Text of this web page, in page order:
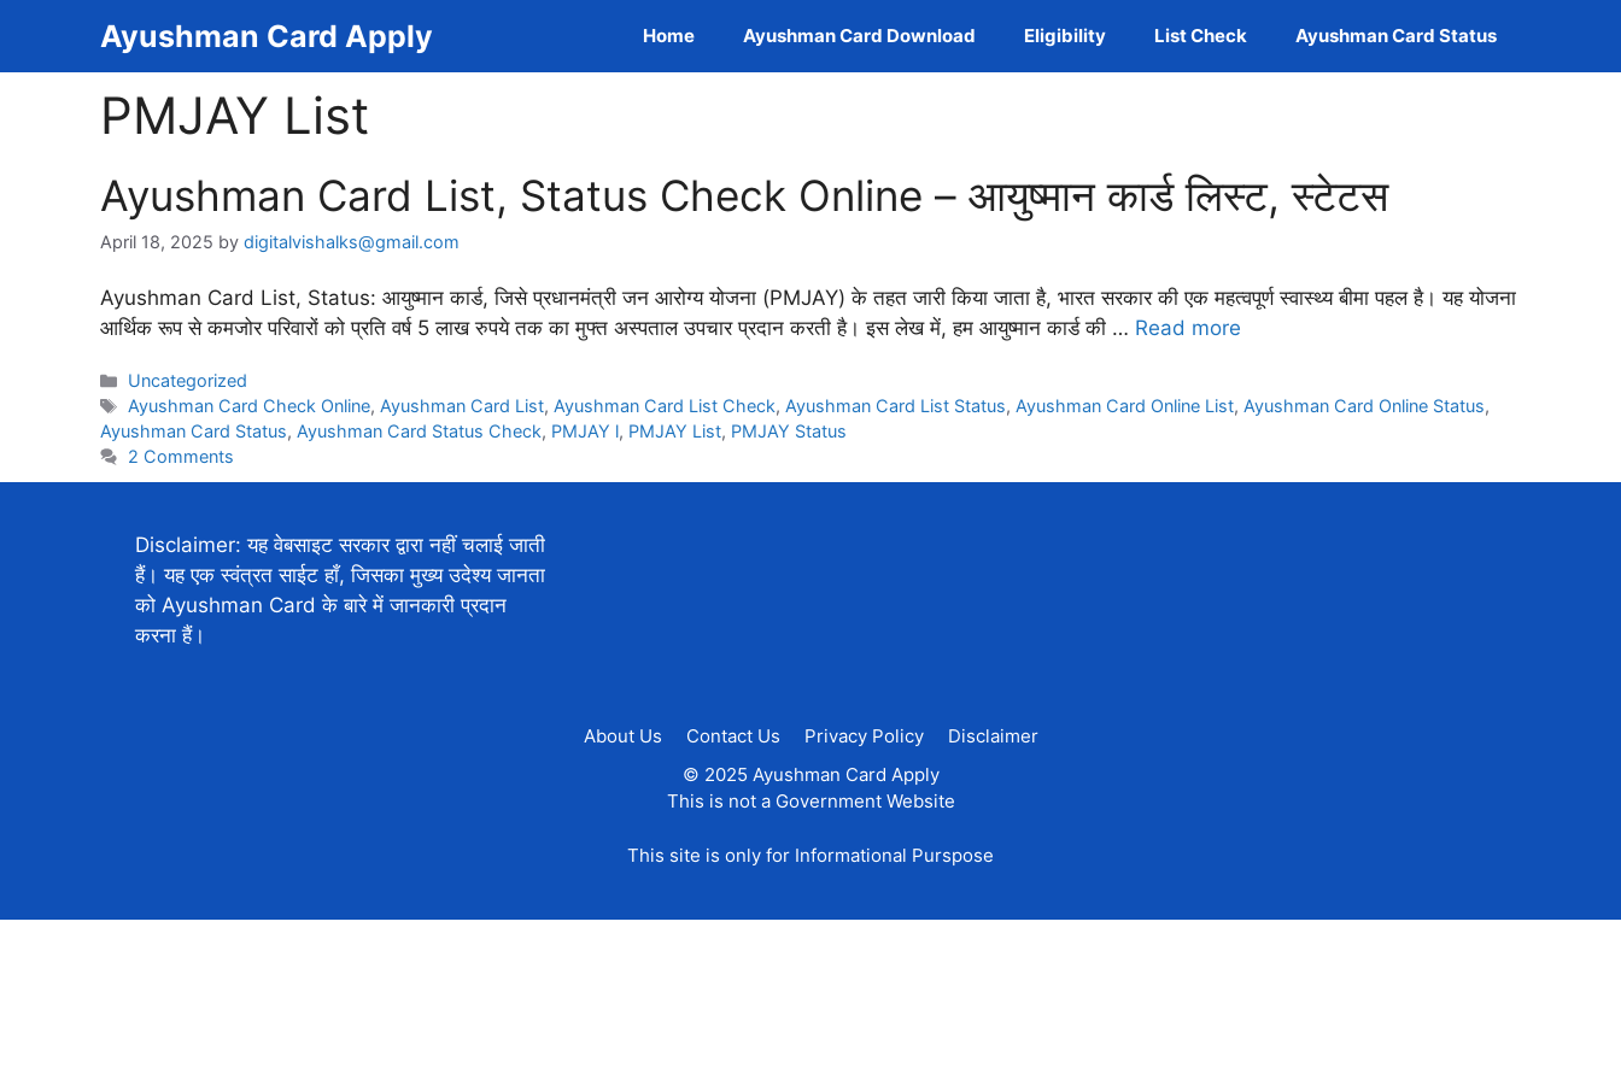
content
Ayushman Card Apply Home Ayushman Card Download Eligibility List Check Ayushman Card Status
PMJAY List
Ayushman Card List, Status Check Online – आयुष्मान कार्ड लिस्ट, स्टेटस
April 18, 2025 by digitalvishalks@gmail.com
Ayushman Card List, Status: आयुष्मान कार्ड, जिसे प्रधानमंत्री जन आरोग्य योजना (PMJAY) के तहत जारी किया जाता है, भारत सरकार की एक महत्वपूर्ण स्वास्थ्य बीमा पहल है। यह योजना
आर्थिक रूप से कमजोर परिवारों को प्रति वर्ष 5 लाख रुपये तक का मुफ्त अस्पताल उपचार प्रदान करती है। इस लेख में, हम आयुष्मान कार्ड की … Read more
Categories
Uncategorized
Tags
Ayushman Card Check Online, Ayushman Card List, Ayushman Card List Check, Ayushman Card List Status, Ayushman Card Online List, Ayushman Card Online Status,
Ayushman Card Status, Ayushman Card Status Check, PMJAY l, PMJAY List, PMJAY Status
2 Comments
Disclaimer: यह वेबसाइट सरकार द्वारा नहीं चलाई जाती
हैं। यह एक स्वंत्रत साईट हाँ, जिसका मुख्य उदेश्य जानता
को Ayushman Card के बारे में जानकारी प्रदान
करना हैं।
About Us Contact Us Privacy Policy
Disclaimer
© 2025 Ayushman Card Apply
This is not a Government Website
This site is only for Informational Purspose